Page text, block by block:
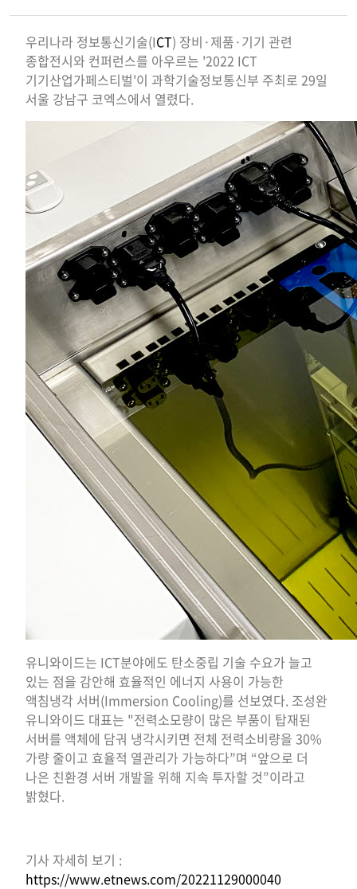
우리나라 정보통신기술(ICT) 장비·제품·기기 관련
종합전시와 컨퍼런스를 아우르는 '2022 ICT
기기산업가페스티벌'이 과학기술정보통신부 주최로 29일
서울 강남구 코엑스에서 열렸다.
유니와이드는 ICT분야에도 탄소중립 기술 수요가 늘고
있는 점을 감안해 효율적인 에너지 사용이 가능한
액침냉각 서버(Immersion Cooling)를 선보였다. 조성완
유니와이드 대표는 "전력소모량이 많은 부품이 탑재된
서버를 액체에 담궈 냉각시키면 전체 전력소비량을 30%
가량 줄이고 효율적 열관리가 가능하다”며 “앞으로 더
나은 친환경 서버 개발을 위해 지속 투자할 것”이라고
밝혔다.
기사 자세히 보기 :
https://www.etnews.com/20221129000040